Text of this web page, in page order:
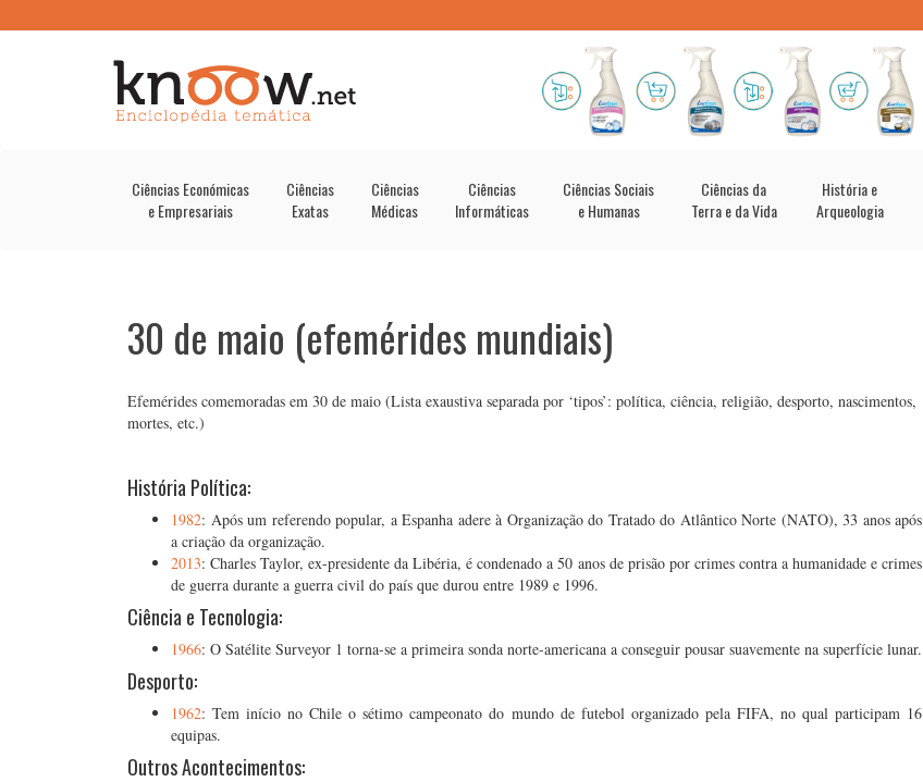
Ciências Económicas
e Empresariais
Ciências
Exatas
Ciências
Médicas
Ciências
Informáticas
Ciências Sociais
e Humanas
Ciências da
Terra e da Vida
História e
Arqueologia
30 de maio (efemérides mundiais)
Efemérides comemoradas em 30 de maio (Lista exaustiva separada por ‘tipos’: política, ciência, religião, desporto, nascimentos,
mortes, etc.)
História Política:
1982: Após um referendo popular, a Espanha adere à Organização do Tratado do Atlântico Norte (NATO), 33 anos após
a criação da organização.
2013: Charles Taylor, ex-presidente da Libéria, é condenado a 50 anos de prisão por crimes contra a humanidade e crimes
de guerra durante a guerra civil do país que durou entre 1989 e 1996.
Ciência e Tecnologia:
1966: O Satélite Surveyor 1 torna-se a primeira sonda norte-americana a conseguir pousar suavemente na superfície lunar.
Desporto:
1962: Tem início no Chile o sétimo campeonato do mundo de futebol organizado pela FIFA, no qual participam 16
equipas.
Outros Acontecimentos: